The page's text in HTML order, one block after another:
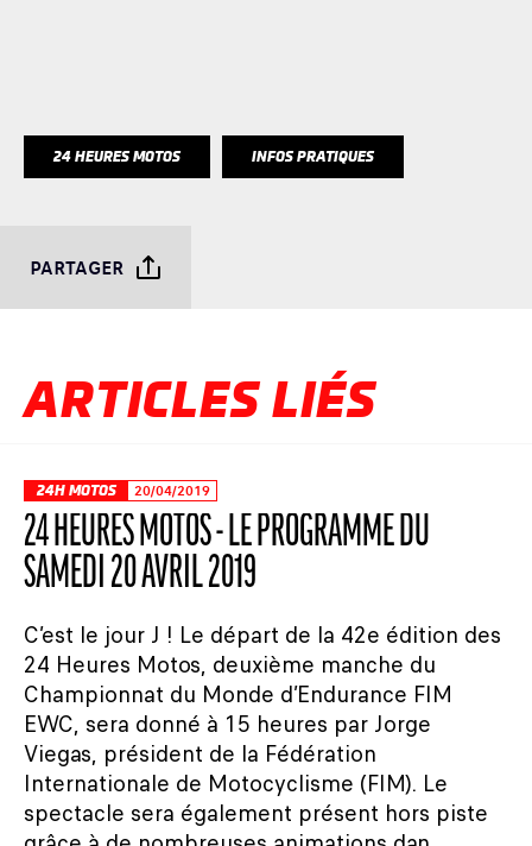
24 HEURES MOTOS INFOS PRATIQUES
PARTAGER
ARTICLES LIÉS
24H MOTOS 20/04/2019
24 HEURES MOTOS - LE PROGRAMME DU
SAMEDI 20 AVRIL 2019
C’est le jour J ! Le départ de la 42e édition des
24 Heures Motos, deuxième manche du
Championnat du Monde d’Endurance FIM
EWC, sera donné à 15 heures par Jorge
Viegas, président de la Fédération
Internationale de Motocyclisme (FIM). Le
spectacle sera également présent hors piste